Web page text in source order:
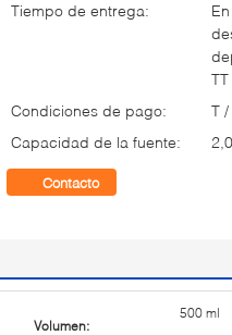
Tiempo de entrega:
TT
Condiciones de pago:
T /
Capacidad de la fuente:
Contacto
Volumen:
500 ml